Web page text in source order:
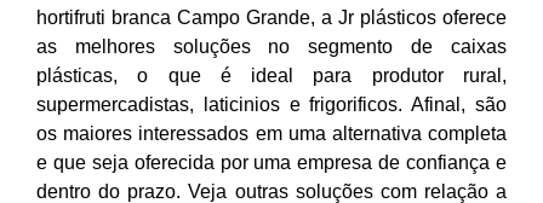
hortifruti branca Campo Grande, a Jr plásticos oferece
as melhores soluções no segmento de caixas
plásticas, o que é ideal para produtor rural,
supermercadistas, laticinios e frigorificos. Afinal, são
os maiores interessados em uma alternativa completa
e que seja oferecida por uma empresa de confiança e
dentro do prazo. Veja outras soluções com relação a